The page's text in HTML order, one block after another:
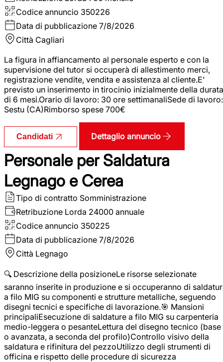
Codice annuncio 350226
Data di pubblicazione 7/8/2026
Città Cagliari
La figura in affiancamento al personale esperto e con la
supervisione del tutor si occuperà di allestimento merci,
registrazione vendite, vendita e assistenza al cliente.E'
previsto un inserimento in tirocinio inizialmente della durata
di 6 mesi.Orario di lavoro: 30 ore settimanaliSede di lavoro:
Sestu (CA)Rimborso spese 700€
Candidati Dettaglio annuncio
Personale per Saldatura
Legnago e Cerea
Tipo di contratto Somministrazione
Retribuzione Lorda 24000 annuale
Codice annuncio 350225
Data di pubblicazione 7/8/2026
Città Legnago
🔍 Descrizione della posizioneLe risorse selezionate
saranno inserite in produzione e si occuperanno di
a filo MIG su componenti e strutture metalliche, seguendo
disegni tecnici e specifiche di lavorazione.🎯 Mansioni
principaliEsecuzione di saldature a filo MIG su carpenteria
medio-leggera o pesanteLettura del disegno tecnico (base
o avanzata, a seconda del profilo)Controllo visivo della
saldatura e rifinitura del pezzoUtilizzo degli strumenti di
officina e rispetto delle procedure di sicurezza